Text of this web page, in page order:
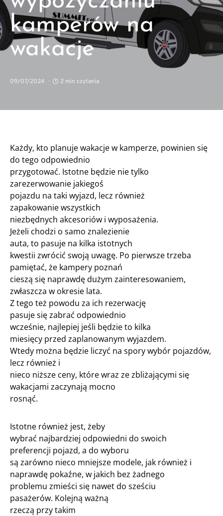
kamperów na
wakacje
09/07/2024 2 min czytania
Każdy, kto planuje wakacje w kamperze, powinien się
do tego odpowiednio
przygotować. Istotne będzie nie tylko
zarezerwowanie jakiegoś
pojazdu na taki wyjazd, lecz również
zapakowanie wszystkich
niezbędnych akcesoriów i wyposażenia.
Jeżeli chodzi o samo znalezienie
auta, to pasuje na kilka istotnych
kwestii zwrócić swoją uwagę. Po pierwsze trzeba
pamiętać, że kampery poznań
cieszą się naprawdę dużym zainteresowaniem,
zwłaszcza w okresie lata.
Z tego też powodu za ich rezerwację
pasuje się zabrać odpowiednio
wcześnie, najlepiej jeśli będzie to kilka
miesięcy przed zaplanowanym wyjazdem.
Wtedy można będzie liczyć na spory wybór pojazdów,
lecz również i
nieco niższe ceny, które wraz ze zbliżającymi się
wakacjami zaczynają mocno
rosnąć.
Istotne również jest, żeby
wybrać najbardziej odpowiedni do swoich
preferencji pojazd, a do wyboru
są zarówno nieco mniejsze modele, jak również i
naprawdę pokaźne, w jakich bez żadnego
problemu zmieści się nawet do sześciu
pasażerów. Kolejną ważną
rzeczą przy takim